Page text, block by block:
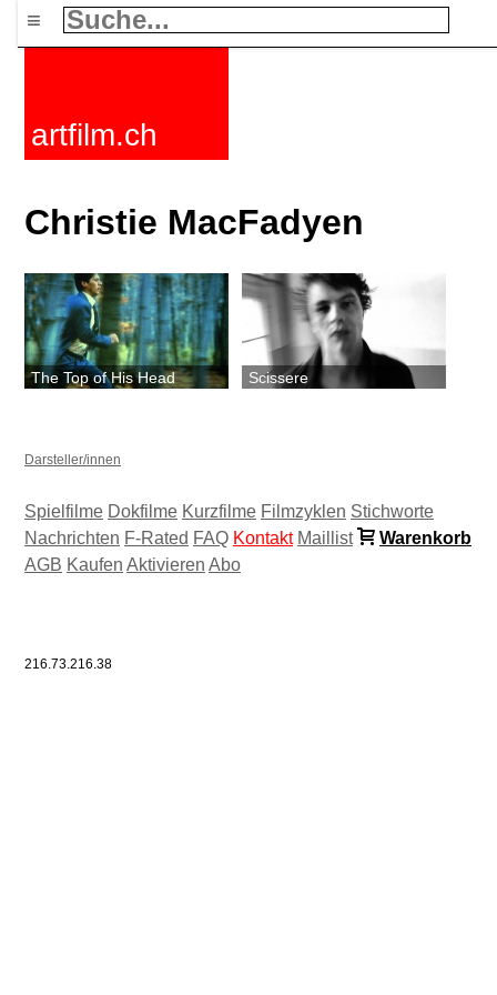
≡
artfilm.ch
Christie MacFadyen
The Top of His Head Scissere
Darsteller/innen
Spielfilme Dokfilme Kurzfilme Filmzyklen Stichworte
Nachrichten F-Rated FAQ Kontakt Maillist
Warenkorb
AGB Kaufen Aktivieren Abo
216.73.216.38